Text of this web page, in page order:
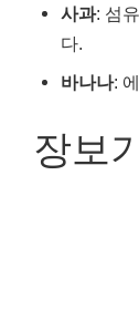
사과: 섬
다.
바나나:
장보